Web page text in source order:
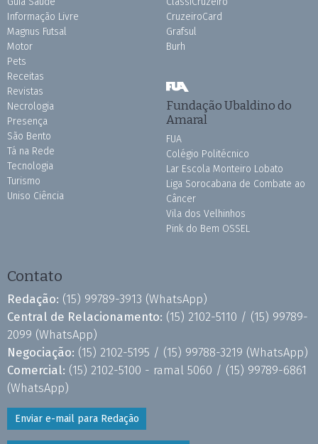
Informação Livre
Magnus Futsal
Motor
Pets
Receitas
Revistas
Necrologia
Presença
São Bento
Tá na Rede
Tecnologia
Turismo
Uniso Ciência
CruzeiroCard
Grafsul
Burh
Fundação Ubaldino do
Amaral
FUA
Colégio Politécnico
Lar Escola Monteiro Lobato
Liga Sorocabana de Combate ao
Câncer
Vila dos Velhinhos
Pink do Bem OSSEL
Contato
Redação: (15) 99789-3913 (WhatsApp)
Central de Relacionamento: (15) 2102-5110 / (15) 99789-
2099 (WhatsApp)
Negociação: (15) 2102-5195 / (15) 99788-3219 (WhatsApp)
Comercial: (15) 2102-5100 - ramal 5060 / (15) 99789-6861
(WhatsApp)
Enviar e-mail para Redação